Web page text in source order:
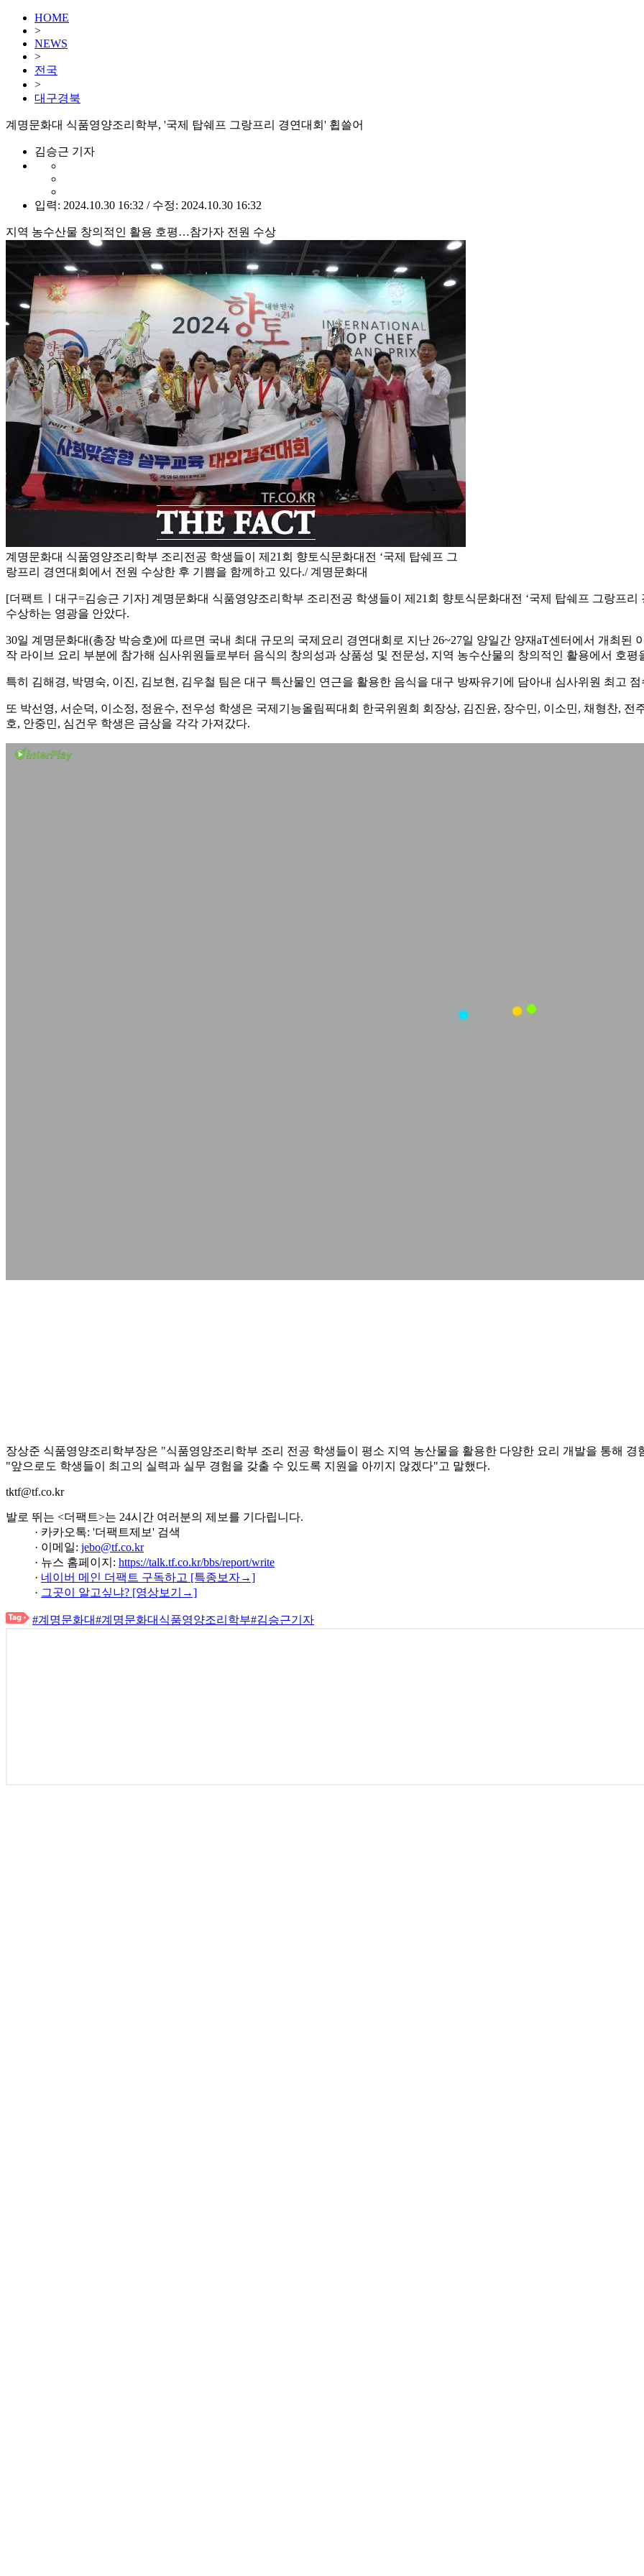
HOME
>
NEWS
>
전국
>
대구경북
계명문화대 식품영양조리학부, '국제 탑쉐프 그랑프리 경연대회' 휩쓸어
김승근 기자
입력: 2024.10.30 16:32 / 수정: 2024.10.30 16:32
지역 농수산물 창의적인 활용 호평…참가자 전원 수상
계명문화대 식품영양조리학부 조리전공 학생들이 제21회 향토식문화대전 ‘국제 탑쉐프 그
랑프리 경연대회에서 전원 수상한 후 기쁨을 함께하고 있다./ 계명문화대
[더팩트ㅣ대구=김승근 기자] 계명문화대 식품영양조리학부 조리전공 학생들이 제21회 향토식문화대전 ‘국제 탑쉐프 그랑프
수상하는 영광을 안았다.
30일 계명문화대(총장 박승호)에 따르면 국내 최대 규모의 국제요리 경연대회로 지난 26~27일 양일간 양재aT센터에서 개최
작 라이브 요리 부분에 참가해 심사위원들로부터 음식의 창의성과 상품성 및 전문성, 지역 농수산물의 창의적인 활용에서 호
특히 김해경, 박명숙, 이진, 김보현, 김우철 팀은 대구 특산물인 연근을 활용한 음식을 대구 방짜유기에 담아내 심사위원 최고
또 박선영, 서순덕, 이소정, 정윤수, 전우성 학생은 국제기능올림픽대회 한국위원회 회장상, 김진윤, 장수민, 이소민, 채형찬,
호, 안중민, 심건우 학생은 금상을 각각 가져갔다.
장상준 식품영양조리학부장은 "식품영양조리학부 조리 전공 학생들이 평소 지역 농산물을 활용한 다양한 요리 개발을 통해
"앞으로도 학생들이 최고의 실력과 실무 경험을 갖출 수 있도록 지원을 아끼지 않겠다"고 말했다.
tktf@tf.co.kr
발로 뛰는 <더팩트>는 24시간 여러분의 제보를 기다립니다.
· 카카오톡: '더팩트제보' 검색
· 이메일: jebo@tf.co.kr
· 뉴스 홈페이지: https://talk.tf.co.kr/bbs/report/write
· 네이버 메인 더팩트 구독하고 [특종보자→]
· 그곳이 알고싶냐? [영상보기→]
#계명문화대#계명문화대식품영양조리학부#김승근기자